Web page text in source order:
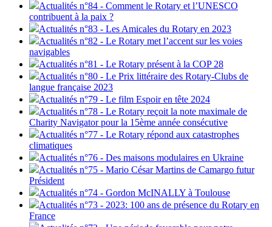
Actualités n°84 - Comment le Rotary et l’UNESCO
contribuent à la paix ?
Actualités n°83 - Les Amicales du Rotary en 2023
Actualités n°82 - Le Rotary met l’accent sur les voies
navigables
Actualités n°81 - Le Rotary présent à la COP 28
Actualités n°80 - Le Prix littéraire des Rotary-Clubs de
langue française 2023
Actualités n°79 - Le film Espoir en tête 2024
Actualités n°78 - Le Rotary reçoit la note maximale de
Charity Navigator pour la 15ème année consécutive
Actualités n°77 - Le Rotary répond aux catastrophes
climatiques
Actualités n°76 - Des maisons modulaires en Ukraine
Actualités n°75 - Mario César Martins de Camargo futur
Président
Actualités n°74 - Gordon McINALLY à Toulouse
Actualités n°73 - 2023: 100 ans de présence du Rotary en
France